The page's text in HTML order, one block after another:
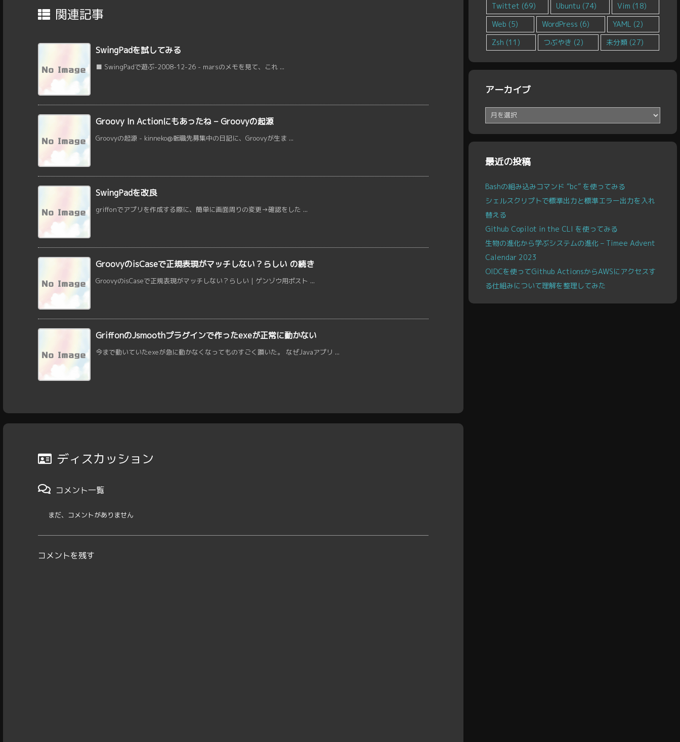
関連記事
SwingPadを試してみる
■ SwingPadで遊ぶ-2008-12-26 - marsのメモを見て、これ ...
Groovy In Actionにもあったね – Groovyの起源
Groovyの起源 - kinneko@転職先募集中の日記に、Groovyが生ま ...
SwingPadを改良
griffonでアプリを作成する際に、簡単に画面周りの変更→確認をした ...
GroovyのisCaseで正規表現がマッチしない？らしい の続き
GroovyのisCaseで正規表現がマッチしない？らしい | ゲンゾウ用ポスト ...
GriffonのJsmoothプラグインで作ったexeが正常に動かない
今まで動いていたexeが急に動かなくなってものすごく躓いた。 なぜJavaアプリ ...
ディスカッション
コメント一覧
まだ、コメントがありません
コメントを残す
Twittet (69) Ubuntu (74) Vim (18)
Web (5) WordPress (6) YAML (2)
Zsh (11) つぶやき (2) 未分類 (27)
アーカイブ
ー
イ
最近の投稿
Bashの組み込みコマンド “bc” を使ってみる
シェルスクリプトで標準出力と標準エラー出力を入れ
替える
Github Copilot in the CLI を使ってみる
生物の進化から学ぶシステムの進化 – Timee Advent
Calendar 2023
OIDCを使ってGithub ActionsからAWSにアクセスす
る仕組みについて理解を整理してみた